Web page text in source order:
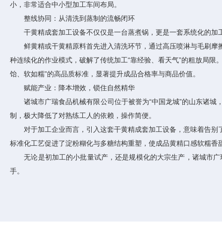
小，非常适合中小型加工车间布局。
整线协同：从清洗到蒸制的流畅闭环
干黄精成套加工设备不仅仅是一台蒸煮锅，更是一套系统化的加
鲜黄精或干黄精原料首先进入清洗环节，通过高压喷淋与毛刷摩
种连续化的作业模式，破解了传统加工“靠经验、看天气”的粗放局
饴、软如糯”的高品质标准，显著提升成品合格率与商品价值。
赋能产业：降本增效，锁住自然精华
诸城市广瑞食品机械有限公司位于被誉为“中国龙城”的山东诸城
制，极大降低了对熟练工人的依赖，操作简便。
对于加工企业而言，引入这套干黄精成套加工设备，意味着告别
标准化工艺促进了淀粉糊化与多糖结构重塑，使成品黄精口感软糯
无论是初加工的小批量试产，还是规模化的大宗生产，诸城市广
手。